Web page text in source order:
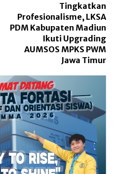
Tingkatkan
Profesionalisme, LKSA
PDM Kabupaten Madiun
Ikuti Upgrading
AUMSOS MPKS PWM
Jawa Timur